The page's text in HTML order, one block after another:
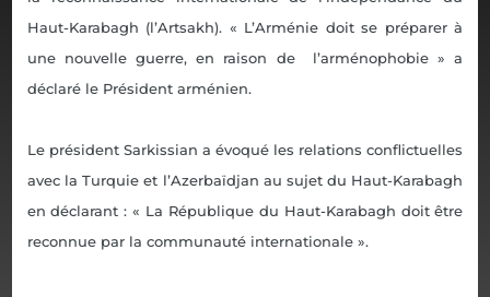
Haut-Karabagh (l’Artsakh). « L’Arménie doit se préparer à
une nouvelle guerre, en raison de l’arménophobie » a
déclaré le Président arménien.
Le président Sarkissian a évoqué les relations conflictuelles
avec la Turquie et l’Azerbaïdjan au sujet du Haut-Karabagh
en déclarant : « La République du Haut-Karabagh doit être
reconnue par la communauté internationale ».